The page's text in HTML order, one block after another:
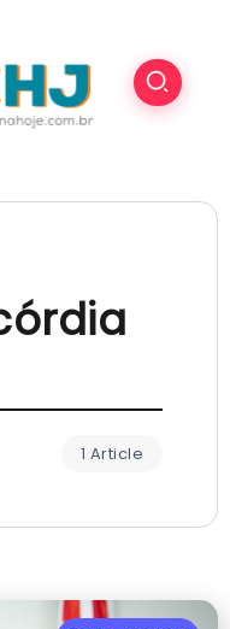
1 Article